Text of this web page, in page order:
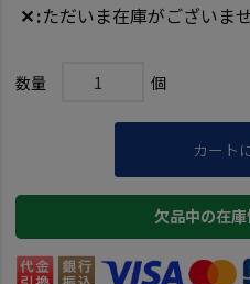
✕ ただいま在庫がございませ
カート
欠品中の在